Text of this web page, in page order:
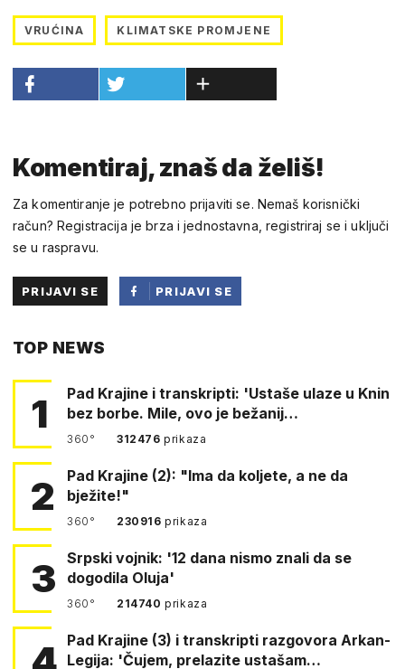
VRUĆINA KLIMATSKE PROMJENE
Komentiraj, znaš da želiš!
Za komentiranje je potrebno prijaviti se. Nemaš korisnički
račun? Registracija je brza i jednostavna, registriraj se i uključi
se u raspravu.
PRIJAVI SE
PRIJAVI SE
TOP NEWS
1
Pad Krajine i transkripti: 'Ustaše ulaze u Knin
bez borbe. Mile, ovo je bežanij…
360° 312476prikaza
2
Pad Krajine (2): "Ima da koljete, a ne da
bježite!"
360° 230916prikaza
3
Srpski vojnik: '12 dana nismo znali da se
dogodila Oluja'
360° 214740prikaza
Pad Krajine (3) i transkripti razgovora Arkan-
Legija: 'Čujem, prelazite ustašam…